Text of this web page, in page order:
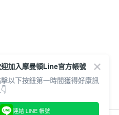
加入摩曼頓Line官方帳號
以下按鈕第一時間獲得好康訊
連結 LINE 帳號